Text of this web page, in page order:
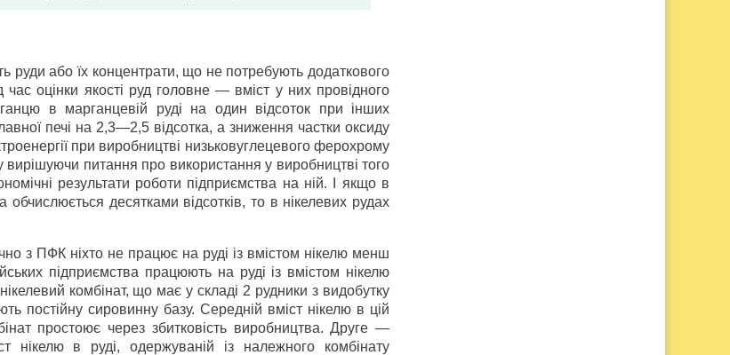
або їх концентрати, що не потребують додаткового
оцінки якості руд головне — вміст у них провідного
в марганцевій руді на один відсоток при інших
печі на 2,3—2,5 відсотка, а зниження частки оксиду
при виробництві низьковуглецевого ферохрому
вирішуючи питання про використання у виробництві того
результати роботи підприємства на ній. І якщо в
десятками відсотків, то в нікелевих рудах
з ПФК ніхто не працює на руді із вмістом нікелю менш
підприємства працюють на руді із вмістом нікелю
комбінат, що має у складі 2 рудники з видобутку
постійну сировинну базу. Середній вміст нікелю в цій
простоює через збитковість виробництва. Друге —
нікелю в руді, одержуваній із належного комбінату